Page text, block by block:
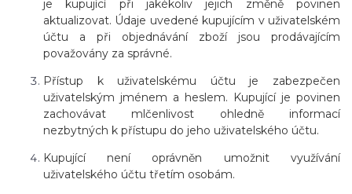
je kupující při jakékoliv jejich změně povinen
aktualizovat. Údaje uvedené kupujícím v uživatelském
účtu a při objednávání zboží jsou prodávajícím
považovány za správné.
Přístup k uživatelskému účtu je zabezpečen
uživatelským jménem a heslem. Kupující je povinen
zachovávat mlčenlivost ohledně informací
nezbytných k přístupu do jeho uživatelského účtu.
Kupující není oprávněn umožnit využívání
uživatelského účtu třetím osobám.